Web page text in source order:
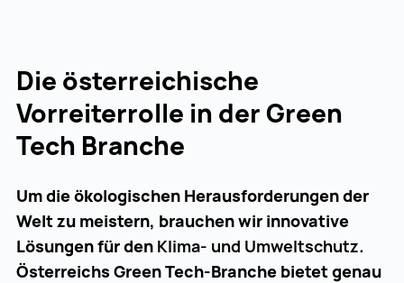
Die österreichische
Vorreiterrolle in der Green
Tech Branche
Um die ökologischen Herausforderungen der
Welt zu meistern, brauchen wir innovative
Lösungen für den Klima- und Umweltschutz.
Österreichs Green Tech-Branche bietet genau